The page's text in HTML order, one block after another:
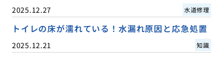
2025.12.27 水道修理
トイレの床が濡れている！水漏れ原因と応急処置
2025.12.21 知識